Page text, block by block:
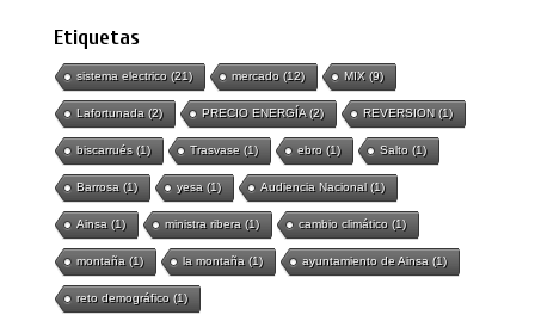
Etiquetas
sistema electrico(21) mercado(12) MIX(9)
Lafortunada(2) PRECIO ENERGÍA(2) REVERSION(1)
biscarrués(1) Trasvase(1) ebro(1) Salto(1)
Barrosa(1) yesa(1) Audiencia Nacional(1)
Ainsa(1) ministra ribera(1) cambio climático(1)
montaña(1) la montaña(1) ayuntamiento de Ainsa(1)
reto demográfico(1)